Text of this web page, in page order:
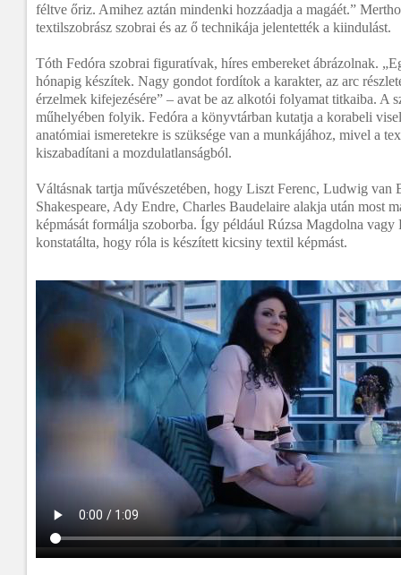
féltve őriz. Amihez aztán mindenki hozzáadja a magáét.”
textilszobrász szobrai és az ő technikája jelentették a kiindulást.
Tóth Fedóra szobrai figuratívak, híres embereket ábrázolnak.
hónapig készítek. Nagy gondot fordítok a karakter, az arc
érzelmek kifejezésére” – avat be az alkotói folyamat titkaiba. A
műhelyében folyik. Fedóra a könyvtárban kutatja a korabeli
anatómiai ismeretekre is szüksége van a munkájához, mivel a
kiszabadítani a mozdulatlanságból.
Váltásnak tartja művészetében, hogy Liszt Ferenc, Ludwig van
Shakespeare, Ady Endre, Charles Baudelaire alakja után most
képmását formálja szoborba. Így például Rúzsa Magdolna vagy
konstatálta, hogy róla is készített kicsiny textil képmást.